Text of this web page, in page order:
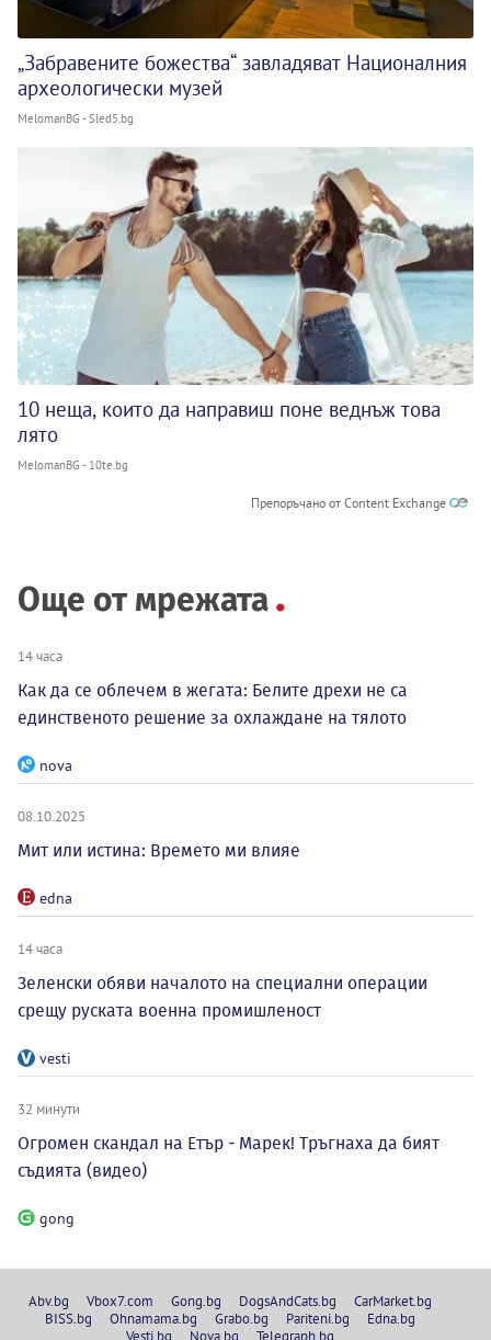
„Забравените божества“ завладяват Националния
археологически музей
MelomanBG - Sled5.bg
10 неща, които да направиш поне веднъж това
лято
MelomanBG - 10te.bg
Препоръчано от Content Exchange
Още от мрежата
14 часа
Как да се облечем в жегата: Белите дрехи не са
единственото решение за охлаждане на тялото
nova
08.10.2025
Мит или истина: Времето ми влияе
edna
14 часа
Зеленски обяви началото на специални операции
срещу руската военна промишленост
vesti
32 минути
Огромен скандал на Етър - Марек! Тръгнаха да бият
съдията (видео)
gong
Abv.bg Vbox7.com Gong.bg DogsAndCats.bg
CarMarket.bg
BISS.bg
Ohnamama.bg Grabo.bg Pariteni.bg
Edna.bg
Vesti.bg
Nova.bg Telegraph.bg